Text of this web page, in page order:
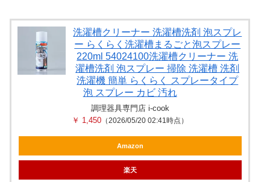
洗濯槽クリーナー 洗濯槽洗剤 泡スプレ
ー らくらく洗濯槽まるごと泡スプレー
220ml 54024100洗濯槽クリーナー 洗
濯槽洗剤 泡スプレー 掃除 洗濯槽 洗剤
洗濯機 簡単 らくらく スプレータイプ
泡 スプレー カビ 汚れ
調理器具専門店 i-cook
￥ 1,450 （2026/05/20 02:41時点）
Amazon
楽天